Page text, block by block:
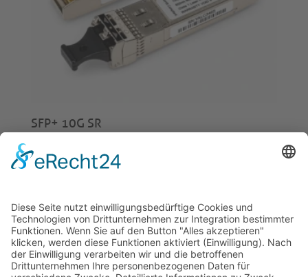
SFP+ 10G SR
€
© 2026 Tecowin GmbH |Impressum|Datenschutz
| Widerrufsrecht|AGB| Gewährleistung|RMA